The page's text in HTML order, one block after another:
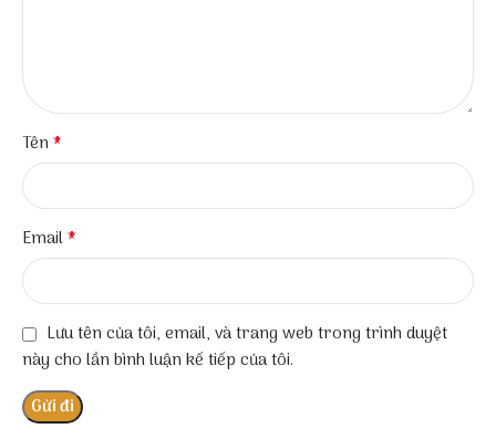
Tên*
Email*
Lưu tên của tôi, email, và trang web trong trình duyệt
này cho lần bình luận kế tiếp của tôi.